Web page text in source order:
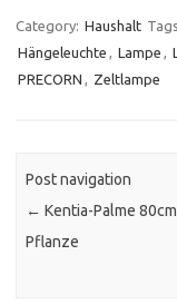
Category: Haushalt
Hängeleuchte , Lampe ,
PRECORN , Zeltlampe
Post navigation
← Kentia-Palme
Pflanze